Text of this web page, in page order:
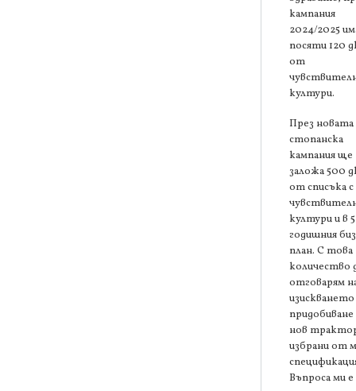
кампания
2024/2025
посяти 120
от
култури.
През новата
стопанска
кампания ще
заложа 500
от списъка с
култури и в 5
годишния
план. С това
количество
отговарям
изискването
придобиване
нов
избрани от
Въпроса ми е